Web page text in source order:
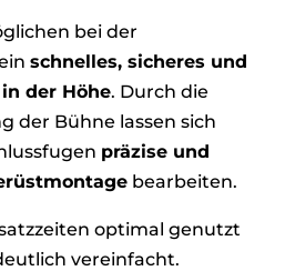
bei der
schnelles, sicheres und
der Höhe. Durch die
der Bühne lassen sich
präzise und
bearbeiten.
optimal genutzt
vereinfacht.